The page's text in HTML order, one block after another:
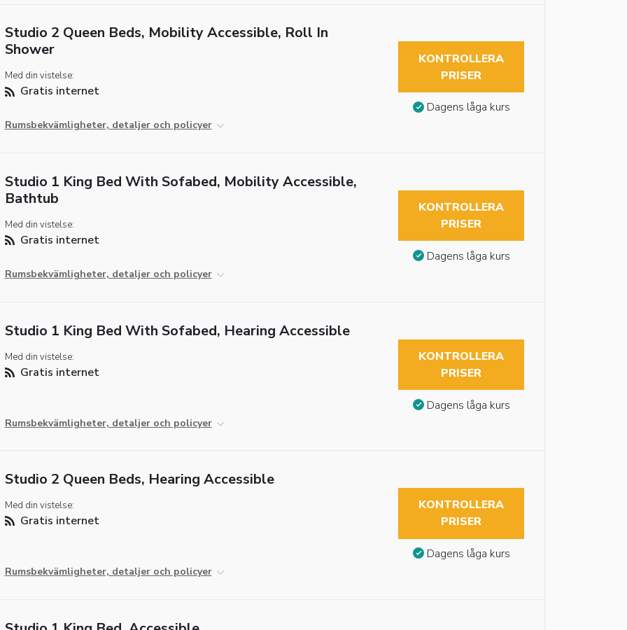
Studio 2 Queen Beds, Mobility Accessible, Roll In
Shower
Med din vistelse:
Gratis internet
Rumsbekvämligheter, detaljer och policyer
KONTROLLERA
PRISER
Dagens låga kurs
Studio 1 King Bed With Sofabed, Mobility Accessible,
Bathtub
Med din vistelse:
Gratis internet
Rumsbekvämligheter, detaljer och policyer
KONTROLLERA
PRISER
Dagens låga kurs
Studio 1 King Bed With Sofabed, Hearing Accessible
Med din vistelse:
Gratis internet
Rumsbekvämligheter, detaljer och policyer
KONTROLLERA
PRISER
Dagens låga kurs
Studio 2 Queen Beds, Hearing Accessible
Med din vistelse:
Gratis internet
Rumsbekvämligheter, detaljer och policyer
KONTROLLERA
PRISER
Dagens låga kurs